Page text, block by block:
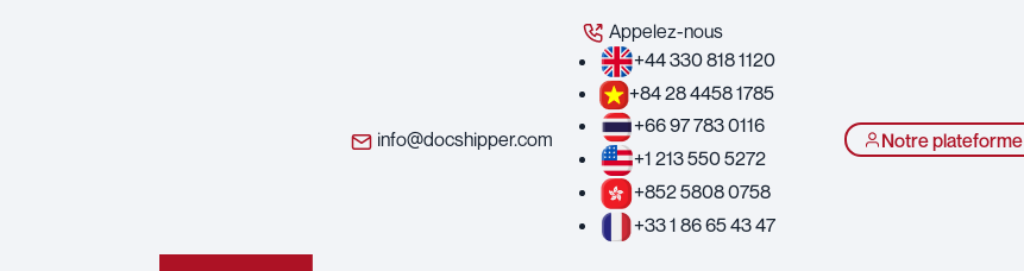
info@docshipper.com
Appelez-nous
+44 330 818 1120
+84 28 4458 1785
+66 97 783 0116
+1 213 550 5272
+852 5808 0758
+33 1 86 65 43 47
Notre plateforme